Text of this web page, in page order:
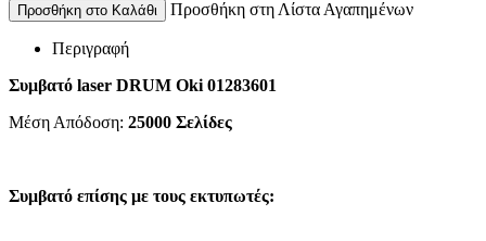
Προσθήκη στο Καλάθι Προσθήκη στη Λίστα Αγαπημένων
Περιγραφή
Συμβατό laser DRUM Oki 01283601
Μέση Απόδοση: 25000 Σελίδες
Συμβατό επίσης με τους εκτυπωτές: